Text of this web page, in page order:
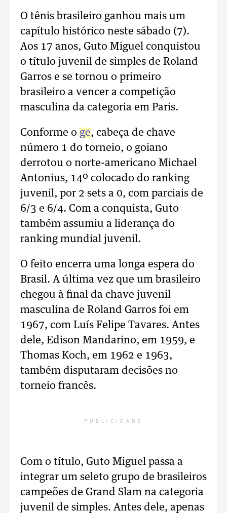
O tênis brasileiro ganhou mais um
capítulo histórico neste sábado (7).
Aos 17 anos, Guto Miguel conquistou
o título juvenil de simples de Roland
Garros e se tornou o primeiro
brasileiro a vencer a competição
masculina da categoria em Paris.
Conforme o ge, cabeça de chave
número 1 do torneio, o goiano
derrotou o norte-americano Michael
Antonius, 14º colocado do ranking
juvenil, por 2 sets a 0, com parciais de
6/3 e 6/4. Com a conquista, Guto
também assumiu a liderança do
ranking mundial juvenil.
O feito encerra uma longa espera do
Brasil. A última vez que um brasileiro
chegou à final da chave juvenil
masculina de Roland Garros foi em
1967, com Luís Felipe Tavares. Antes
dele, Edison Mandarino, em 1959, e
Thomas Koch, em 1962 e 1963,
também disputaram decisões no
torneio francês.
PUBLICIDADE
Com o título, Guto Miguel passa a
integrar um seleto grupo de brasileiros
campeões de Grand Slam na categoria
juvenil de simples. Antes dele, apenas